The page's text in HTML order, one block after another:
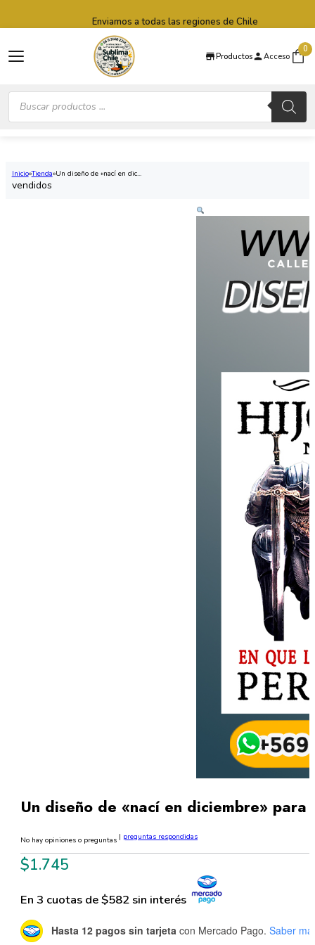
Productos Acceso
0
Búsqueda
productos
Enviamos a todas las regiones de Chile
Inicio Tienda Un diseño de «nací en dic...
vendidos
Un diseño de «nací en diciembre» para
No hay opiniones o preguntas | preguntas respondidas
$1.745
En 3 cuotas de $582 sin interés
Hasta 12 pagos sin tarjeta con Mercado Pago. Saber